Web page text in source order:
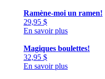
Ramène-moi un ramen!
29,95 $
En savoir plus
Magiques boulettes!
32,95 $
En savoir plus